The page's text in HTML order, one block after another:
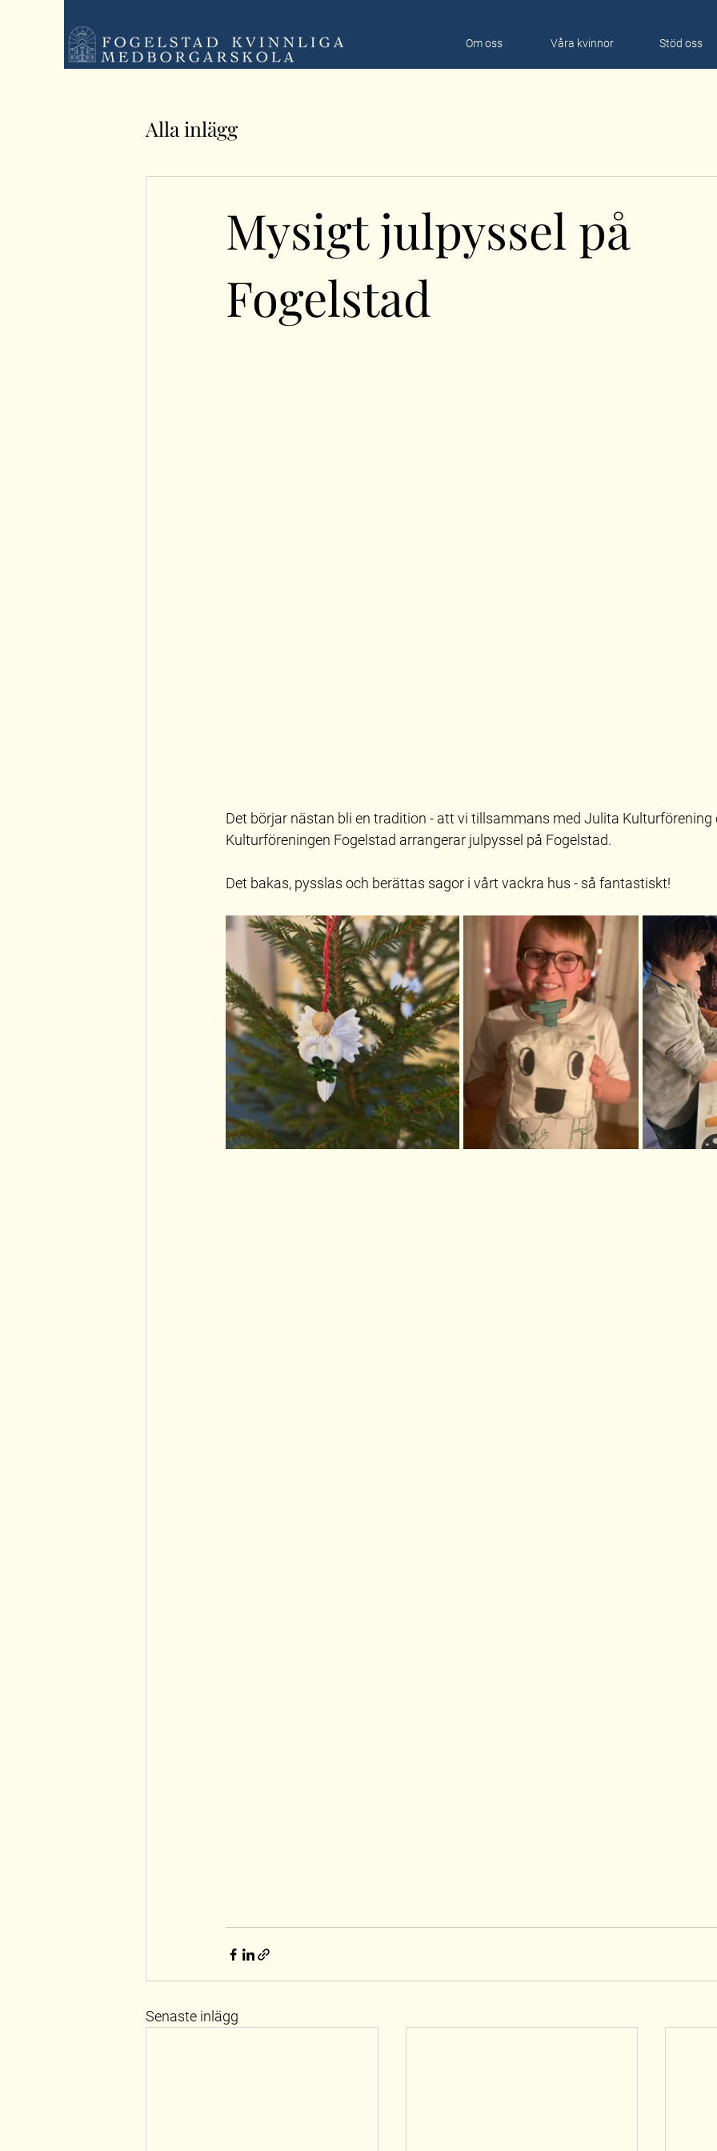
Om oss Våra kvinnor Stöd oss
Alla inlägg
Mysigt julpyssel på
Fogelstad
Det börjar nästan bli en tradition - att vi tillsammans med Julita
Kulturföreningen Fogelstad arrangerar julpyssel på Fogelstad.
Det bakas, pysslas och berättas sagor i vårt vackra hus - så fantastiskt!
Senaste inlägg